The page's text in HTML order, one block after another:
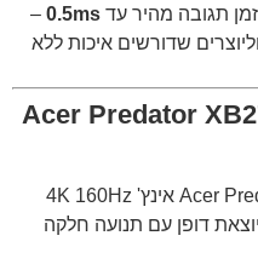
תגובה מהיר עד 0.5ms
–
שדורשים איכות ללא
Acer Predator
דופן עם תנועה חלקה